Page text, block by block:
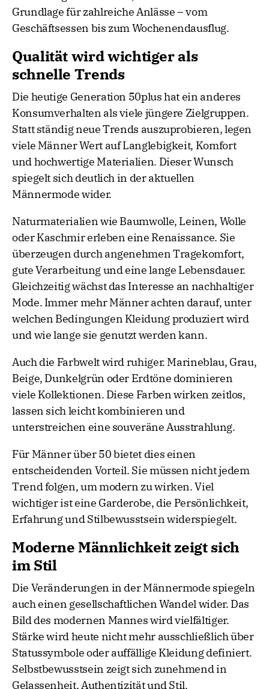
Grundlage für zahlreiche Anlässe – vom
Geschäftsessen bis zum Wochenendausflug.
Qualität wird wichtiger als
schnelle Trends
Die heutige Generation 50plus hat ein anderes
Konsumverhalten als viele jüngere Zielgruppen.
Statt ständig neue Trends auszuprobieren, legen
viele Männer Wert auf Langlebigkeit, Komfort
und hochwertige Materialien. Dieser Wunsch
spiegelt sich deutlich in der aktuellen
Männermode wider.
Naturmaterialien wie Baumwolle, Leinen, Wolle
oder Kaschmir erleben eine Renaissance. Sie
überzeugen durch angenehmen Tragekomfort,
gute Verarbeitung und eine lange Lebensdauer.
Gleichzeitig wächst das Interesse an nachhaltiger
Mode. Immer mehr Männer achten darauf, unter
welchen Bedingungen Kleidung produziert wird
und wie lange sie genutzt werden kann.
Auch die Farbwelt wird ruhiger. Marineblau, Grau,
Beige, Dunkelgrün oder Erdtöne dominieren
viele Kollektionen. Diese Farben wirken zeitlos,
lassen sich leicht kombinieren und
unterstreichen eine souveräne Ausstrahlung.
Für Männer über 50 bietet dies einen
entscheidenden Vorteil. Sie müssen nicht jedem
Trend folgen, um modern zu wirken. Viel
wichtiger ist eine Garderobe, die Persönlichkeit,
Erfahrung und Stilbewusstsein widerspiegelt.
Moderne Männlichkeit zeigt sich
im Stil
Die Veränderungen in der Männermode spiegeln
auch einen gesellschaftlichen Wandel wider. Das
Bild des modernen Mannes wird vielfältiger.
Stärke wird heute nicht mehr ausschließlich über
Statussymbole oder auffällige Kleidung definiert.
Selbstbewusstsein zeigt sich zunehmend in
Gelassenheit, Authentizität und Stil.